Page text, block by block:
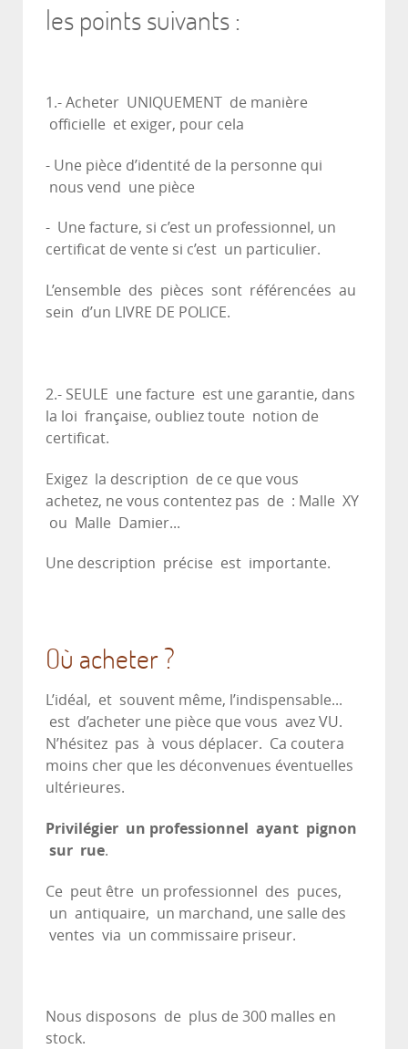
les points suivants :
1.- Acheter UNIQUEMENT de manière
officielle et exiger, pour cela
- Une pièce d’identité de la personne qui
nous vend une pièce
- Une facture, si c’est un professionnel, un
certificat de vente si c’est un particulier.
L’ensemble des pièces sont référencées au
sein d’un LIVRE DE POLICE.
2.- SEULE une facture est une garantie, dans
la loi française, oubliez toute notion de
certificat.
Exigez la description de ce que vous
achetez, ne vous contentez pas de : Malle XY
ou Malle Damier...
Une description précise est importante.
Où acheter ?
L’idéal, et souvent même, l’indispensable...
est d’acheter une pièce que vous avez VU.
N’hésitez pas à vous déplacer. Ca coutera
moins cher que les déconvenues éventuelles
ultérieures.
Privilégier un professionnel ayant pignon
sur rue.
Ce peut être un professionnel des puces,
un antiquaire, un marchand, une salle des
ventes via un commissaire priseur.
Nous disposons de plus de 300 malles en
stock.